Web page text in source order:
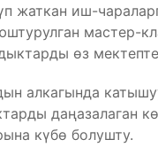
жаткан иш-
мастер-
өз
алкагында
даңазалаган
күбө болушту.